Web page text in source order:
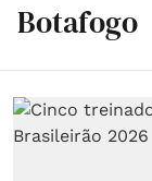
Botafogo